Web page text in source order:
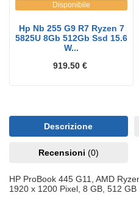
Disponibile
Hp Nb 255 G9 R7 Ryzen 7
5825U 8Gb 512Gb Ssd 15.6
W...
919.50 €
Descrizione
Recensioni (0)
HP ProBook 445 G11, AMD
1920 x 1200 Pixel, 8 GB, 512 GB